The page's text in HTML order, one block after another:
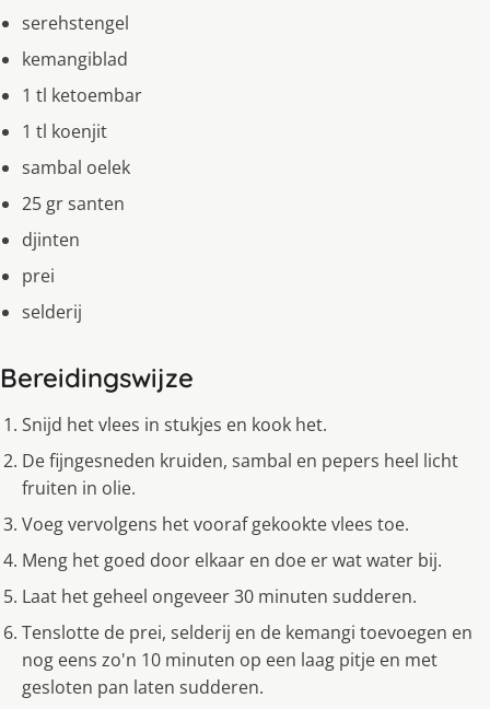
serehstengel
kemangiblad
1 tl ketoembar
1 tl koenjit
sambal oelek
25 gr santen
djinten
prei
selderij
Bereidingswijze
Snijd het vlees in stukjes en kook het.
De fijngesneden kruiden, sambal en pepers heel licht
fruiten in olie.
Voeg vervolgens het vooraf gekookte vlees toe.
Meng het goed door elkaar en doe er wat water bij.
Laat het geheel ongeveer 30 minuten sudderen.
Tenslotte de prei, selderij en de kemangi toevoegen en
nog eens zo'n 10 minuten op een laag pitje en met
gesloten pan laten sudderen.